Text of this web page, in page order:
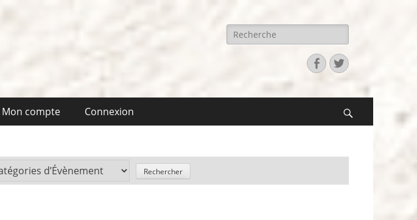
Recherche
pour:
Facebook
Twitter
Mon compte Connexion